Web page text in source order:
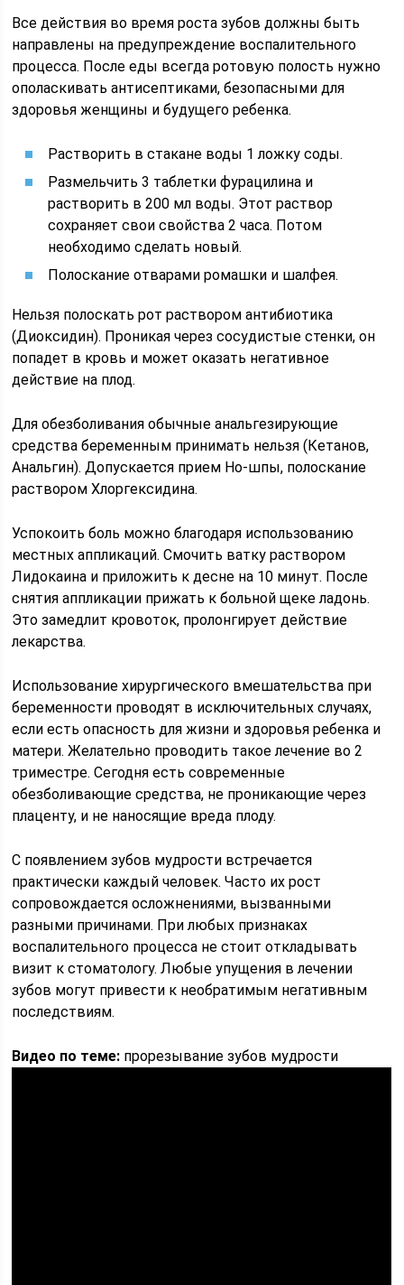
Все действия во время роста зубов должны быть
направлены на предупреждение воспалительного
процесса. После еды всегда ротовую полость нужно
ополаскивать антисептиками, безопасными для
здоровья женщины и будущего ребенка.
Растворить в стакане воды 1 ложку соды.
Размельчить 3 таблетки фурацилина и
растворить в 200 мл воды. Этот раствор
сохраняет свои свойства 2 часа. Потом
необходимо сделать новый.
Полоскание отварами ромашки и шалфея.
Нельзя полоскать рот раствором антибиотика
(Диоксидин). Проникая через сосудистые стенки, он
попадет в кровь и может оказать негативное
действие на плод.
Для обезболивания обычные анальгезирующие
средства беременным принимать нельзя (Кетанов,
Анальгин). Допускается прием Но-шпы, полоскание
раствором Хлоргексидина.
Успокоить боль можно благодаря использованию
местных аппликаций. Смочить ватку раствором
Лидокаина и приложить к десне на 10 минут. После
снятия аппликации прижать к больной щеке ладонь.
Это замедлит кровоток, пролонгирует действие
лекарства.
Использование хирургического вмешательства при
беременности проводят в исключительных случаях,
если есть опасность для жизни и здоровья ребенка и
матери. Желательно проводить такое лечение во 2
триместре. Сегодня есть современные
обезболивающие средства, не проникающие через
плаценту, и не наносящие вреда плоду.
С появлением зубов мудрости встречается
практически каждый человек. Часто их рост
сопровождается осложнениями, вызванными
разными причинами. При любых признаках
воспалительного процесса не стоит откладывать
визит к стоматологу. Любые упущения в лечении
зубов могут привести к необратимым негативным
последствиям.
Видео по теме: прорезывание зубов мудрости